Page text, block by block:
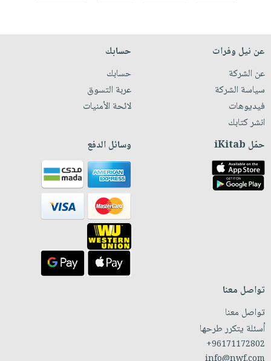
عن نيل وفرات
عن الشركة
سياسة الشركة
فيديوهات
انشر كتابك
حسابك
حسابك
عربة التسوق
لائحة الأمنيات
حمّل iKitab وسائل الدفع
تواصل معنا
تواصل معنا
أسئلة يتكرر طرحها
+96171172802